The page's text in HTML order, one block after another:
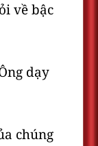
về bậc
dạy
chúng